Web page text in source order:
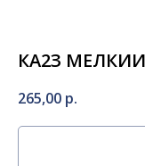
КА2З
265,00 р.